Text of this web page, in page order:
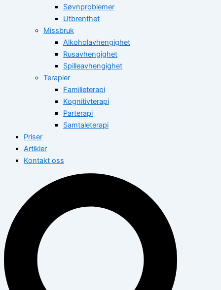
Søvnproblemer
Utbrenthet
Missbruk
Alkoholavhengighet
Rusavhengighet
Spilleavhengighet
Terapier
Familieterapi
Kognitivterapi
Parterapi
Samtaleterapi
Priser
Artikler
Kontakt oss